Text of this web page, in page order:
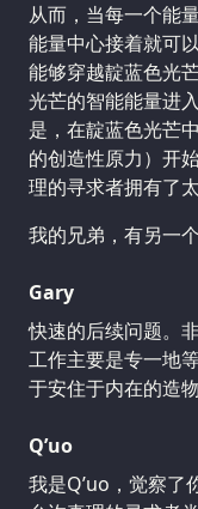
从而，当每一个能
能量中心接着就可
能够穿越靛蓝色光
光芒的智能能量进
是，在靛蓝色光芒
的创造性原力）开
理的寻求者拥有了
我的兄弟，有另一
Gary
快速的后续问题。
工作主要是专一地
于安住于内在的造
Q’uo
我是Q’uo，觉察了